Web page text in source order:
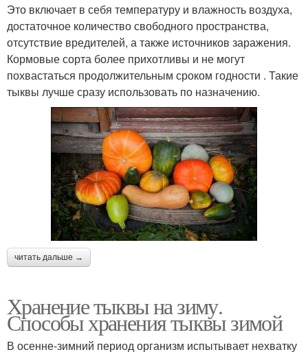
Это включает в себя температуру и влажность воздуха,
достаточное количество свободного пространства,
отсутствие вредителей, а также источников заражения.
Кормовые сорта более прихотливы и не могут
похвастаться продолжительным сроком годности . Такие
тыквы лучше сразу использовать по назначению.
читать дальше →
Хранение тыквы на зиму.
Способы хранения тыквы зимой
В осенне-зимний период организм испытывает нехватку